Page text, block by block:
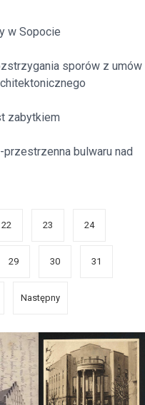
w Sopocie
sporów z umów
zabytkiem
bulwaru nad
22 23 24
29 30 31
Następny